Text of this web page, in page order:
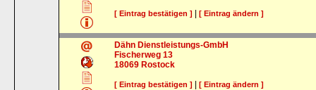
[ Eintrag bestätigen ] |[ Eintrag ändern ]
Dähn Dienstleistungs-GmbH
Fischerweg 13
18069 Rostock
[ Eintrag bestätigen ] |[ Eintrag ändern ]